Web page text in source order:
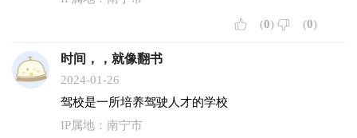
(0) (0)
时间，，就像翻书
2024-01-26
驾校是一所培养驾驶人才的学校
IP属地：南宁市